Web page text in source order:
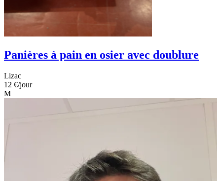
Panières à pain en osier avec doublure
Lizac
12 €/jour
M